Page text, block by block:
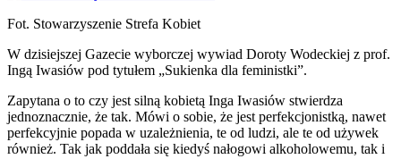
Fot. Stowarzyszenie Strefa Kobiet
W dzisiejszej Gazecie wyborczej wywiad Doroty Wodeckiej z prof.
Ingą Iwasiów pod tytułem „Sukienka dla feministki”.
Zapytana o to czy jest silną kobietą Inga Iwasiów stwierdza
jednoznacznie, że tak. Mówi o sobie, że jest perfekcjonistką, nawet
perfekcyjnie popada w uzależnienia, te od ludzi, ale te od używek
również. Tak jak poddała się kiedyś nałogowi alkoholowemu, tak i